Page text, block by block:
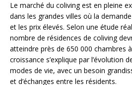
Le marché du coliving est en pleine
dans les grandes villes où la
et les prix élevés. Selon une étude
nombre de résidences de coliving
atteindre près de 650 000 chambres
croissance s’explique par l’évolution
modes de vie, avec un besoin
et d’échanges entre les résidents.